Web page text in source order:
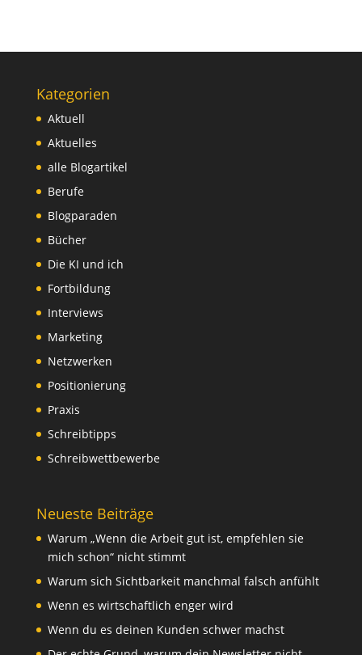
Kategorien
Aktuell
Aktuelles
alle Blogartikel
Berufe
Blogparaden
Bücher
Die KI und ich
Fortbildung
Interviews
Marketing
Netzwerken
Positionierung
Praxis
Schreibtipps
Schreibwettbewerbe
Neueste Beiträge
Warum „Wenn die Arbeit gut ist, empfehlen sie
mich schon“ nicht stimmt
Warum sich Sichtbarkeit manchmal falsch anfühlt
Wenn es wirtschaftlich enger wird
Wenn du es deinen Kunden schwer machst